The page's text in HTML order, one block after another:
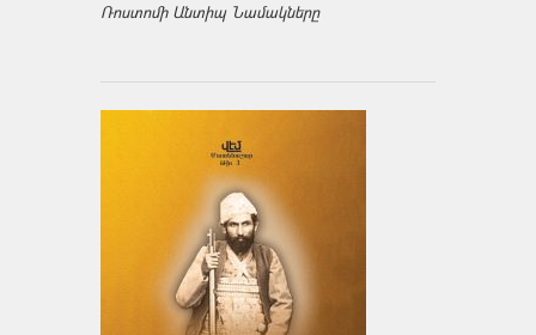
Ռոստոմի Անտիպ Նամակները